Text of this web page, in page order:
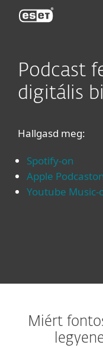
Podcast
digitális
Hallgasd meg:
Spotify-on
Apple Podcaston
Youtube Music-
Miért
ESET